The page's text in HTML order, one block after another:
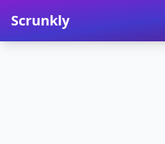
Scrunkly